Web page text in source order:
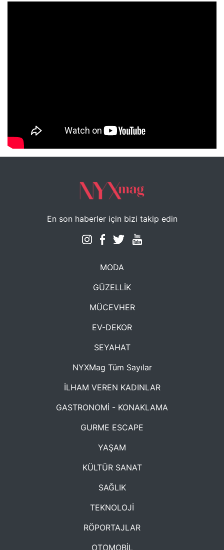
NYXmag 2. Yaş Kutlama Etkinliği
En son haberler için bizi takip edin
MODA
GÜZELLİK
MÜCEVHER
EV-DEKOR
SEYAHAT
NYXMag Tüm Sayılar
İLHAM VEREN KADINLAR
GASTRONOMİ - KONAKLAMA
GURME ESCAPE
YAŞAM
KÜLTÜR SANAT
SAĞLIK
TEKNOLOJİ
RÖPORTAJLAR
OTOMOBİL